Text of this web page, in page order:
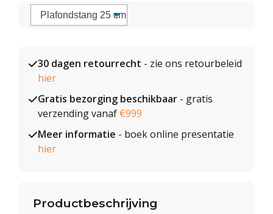
30 dagen retourrecht - zie ons retourbeleid
hier
Gratis bezorging beschikbaar - gratis
verzending vanaf €999
Meer informatie - boek online presentatie
hier
Productbeschrijving